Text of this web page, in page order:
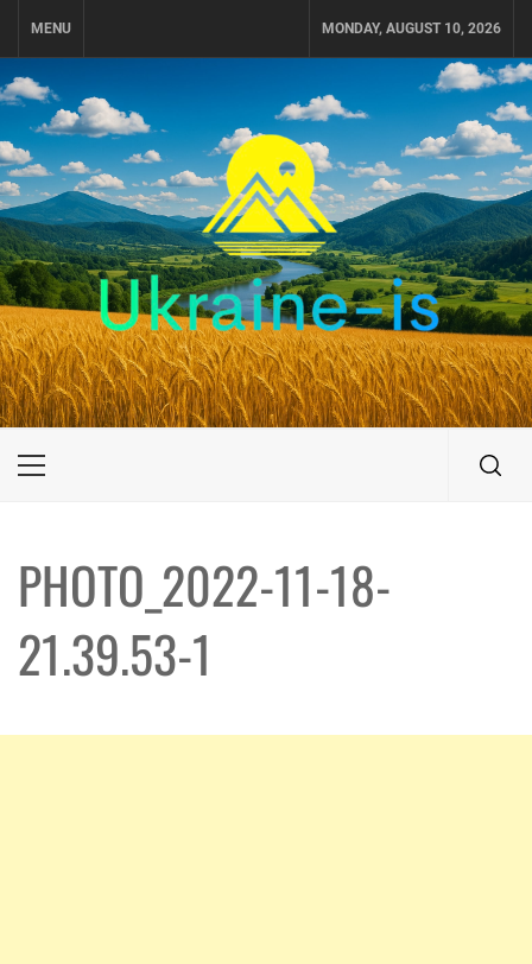
MENU MONDAY, AUGUST 10, 2026
UKRAINE-IS
ПОДОРОЖI ПО УКРАЇНІ
Primary
PHOTO_2022-11-18-
21.39.53-1